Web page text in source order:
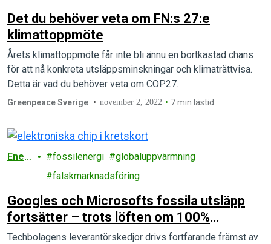
Det du behöver veta om FN:s 27:e
klimattoppmöte
Årets klimattoppmöte får inte bli ännu en bortkastad chans
för att nå konkreta utsläppsminskningar och klimaträttvisa.
Detta är vad du behöver veta om COP27.
Greenpeace Sverige november 2, 2022 7 min lästid
Ener
fossilenergi
globaluppvärmning
falskmarknadsföring
Googles och Microsofts fossila utsläpp
fortsätter – trots löften om 100%
förnybar energi
Techbolagens leverantörskedjor drivs fortfarande främst av